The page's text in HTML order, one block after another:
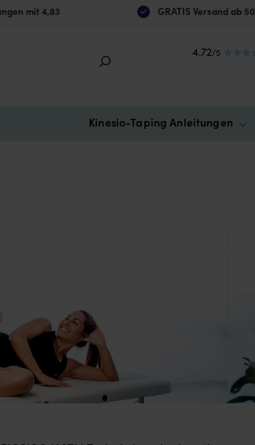
mit 4,83 GRATIS Versand ab
4.72/5
Kinesio-Taping Anleitungen